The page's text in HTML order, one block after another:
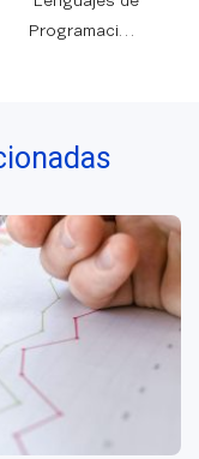
Programación
Julio